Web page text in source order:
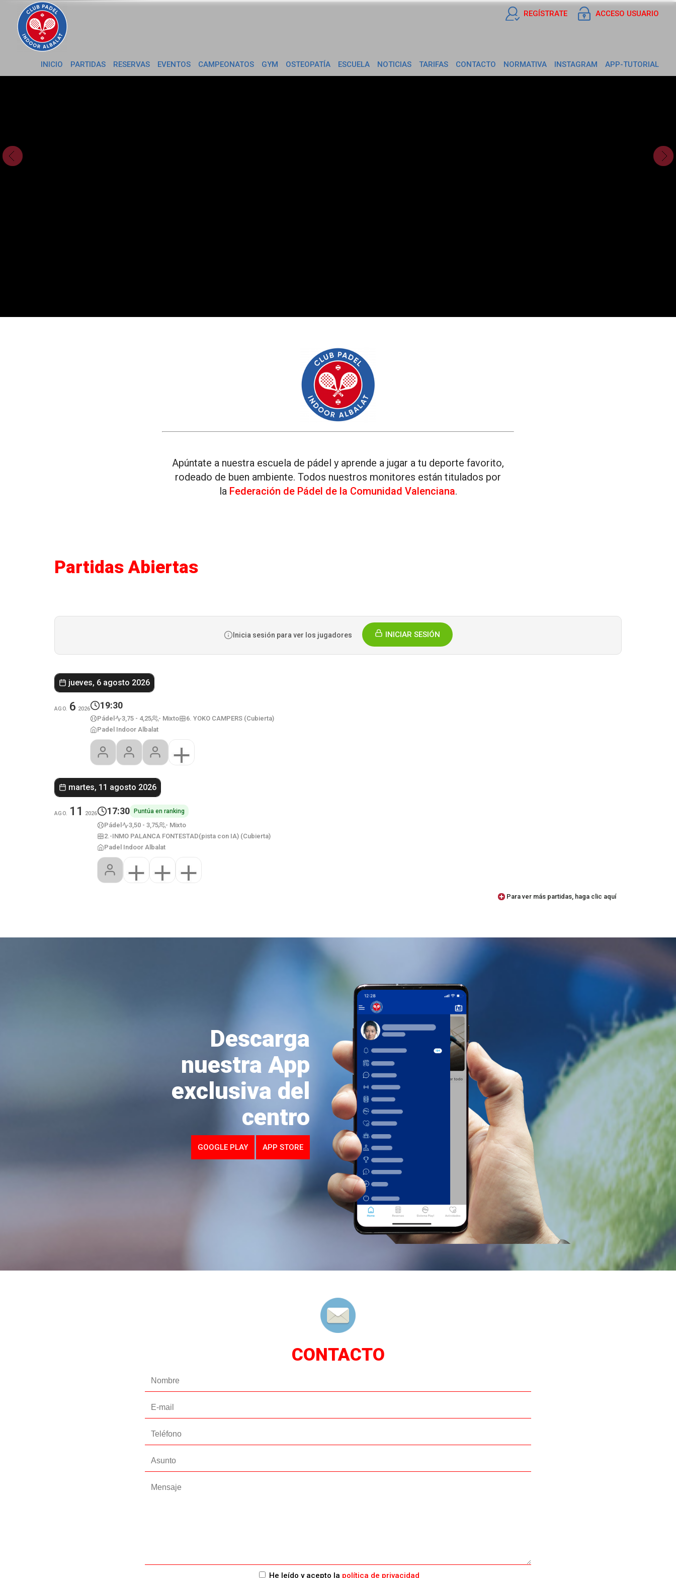
REGÍSTRATE ACCESO USUARIO
INICIO PARTIDAS RESERVAS EVENTOS CAMPEONATOS GYM OSTEOPATÍA ESCUELA NOTICIAS TARIFAS CONTACTO NORMATIVA INSTAGRAM APP-TUTORIAL
Apúntate a nuestra escuela de pádel y aprende a jugar a tu deporte favorito,
rodeado de buen ambiente. Todos nuestros monitores están titulados por
la Federación de Pádel de la Comunidad Valenciana.
Partidas Abiertas
Inicia sesión para ver los jugadores INICIAR SESIÓN
jueves, 6 agosto 2026
AGO. 6 2026 19:30
Pádel 3,75 - 4,25 - Mixto
6. YOKO CAMPERS (Cubierta)
Padel Indoor Albalat
martes, 11 agosto 2026
AGO. 11 2026 17:30 Puntúa en ranking
Pádel 3,50 - 3,75
- Mixto
2.-INMO PALANCA FONTESTAD(pista con IA) (Cubierta)
Padel Indoor Albalat
Para ver más partidas, haga clic aquí
Descarga
nuestra App
exclusiva del
centro
GOOGLE PLAY APP STORE
CONTACTO
He leído y acepto la política de privacidad